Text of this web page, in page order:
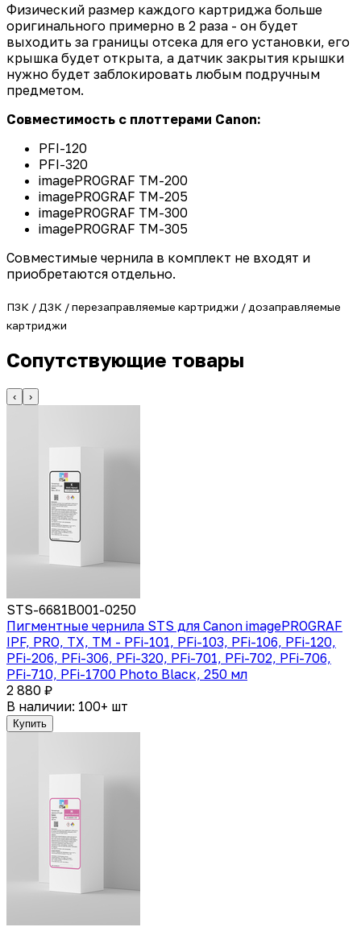
Физический размер каждого картриджа больше
оригинального примерно в 2 раза - он будет
выходить за границы отсека для его установки, его
крышка будет открыта, а датчик закрытия крышки
нужно будет заблокировать любым подручным
предметом.
Совместимость с плоттерами Canon:
PFI-120
PFI-320
imagePROGRAF TM-200
imagePROGRAF TM-205
imagePROGRAF TM-300
imagePROGRAF TM-305
Совместимые чернила в комплект не входят и
приобретаются отдельно.
ПЗК / ДЗК / перезаправляемые картриджи / дозаправляемые
картриджи
Сопутствующие товары
‹ ›
STS-6681B001-0250
Пигментные чернила STS для Canon imagePROGRAF
IPF, PRO, TX, TM - PFi-101, PFi-103, PFi-106, PFi-120,
PFi-206, PFi-306, PFi-320, PFi-701, PFi-702, PFi-706,
PFi-710, PFi-1700 Photo Blаск, 250 мл
2 880 ₽
В наличии: 100+ шт
Купить